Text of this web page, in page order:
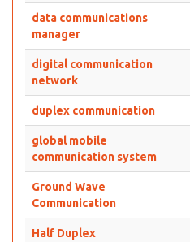
data communications
manager
digital communication
network
duplex communication
global mobile
communication system
Ground Wave
Communication
Half Duplex